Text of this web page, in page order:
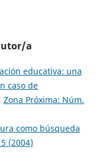
a
educativa: una
caso de
, Zona Próxima: Núm.
como búsqueda
(2004)